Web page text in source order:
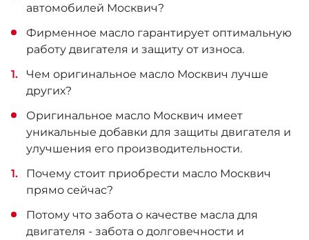
автомобилей Москвич?
Фирменное масло гарантирует оптимальную
работу двигателя и защиту от износа.
Чем оригинальное масло Москвич лучше
других?
Оригинальное масло Москвич имеет
уникальные добавки для защиты двигателя и
улучшения его производительности.
Почему стоит приобрести масло Москвич
прямо сейчас?
Потому что забота о качестве масла для
двигателя - забота о долговечности и